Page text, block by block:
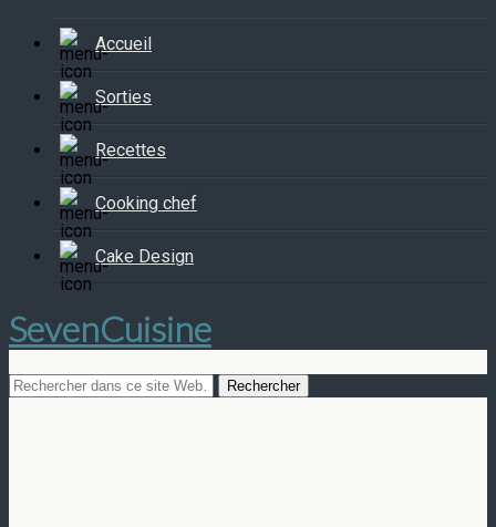
Accueil
Sorties
Recettes
Cooking chef
Cake Design
SevenCuisine